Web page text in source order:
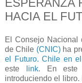
ESPERANZA
HACIA EL
El Consejo Nacional
de Chile (CNIC)ha
el Futuro. Chile en
este
link. En este
introduciendo el